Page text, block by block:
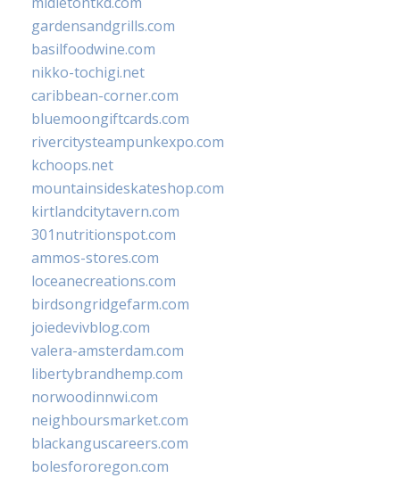
gardensandgrills.com
basilfoodwine.com
nikko-tochigi.net
caribbean-corner.com
bluemoongiftcards.com
rivercitysteampunkexpo.com
kchoops.net
mountainsideskateshop.com
kirtlandcitytavern.com
301nutritionspot.com
ammos-stores.com
loceanecreations.com
birdsongridgefarm.com
joiedevivblog.com
valera-amsterdam.com
libertybrandhemp.com
norwoodinnwi.com
neighboursmarket.com
blackanguscareers.com
bolesfororegon.com